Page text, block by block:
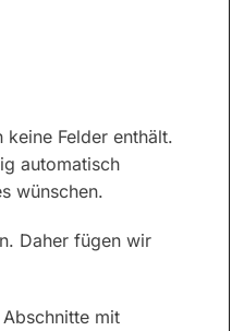
Felder enthält.
automatisch
wünschen.
Daher fügen wir
mit